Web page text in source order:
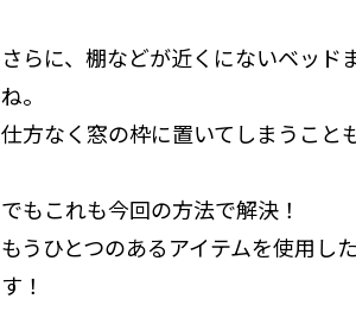
さらに、棚などが近くにないベッ
ね。
仕方なく窓の枠に置いてしまうこと
でもこれも今回の方法で解決！
もうひとつのあるアイテムを使用し
す！